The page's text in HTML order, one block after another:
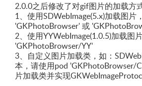
2.0.0之后修改了对gif图片的加载方
1、使用SDWebImage(5.x)加载图片
'GKPhotoBrowser' 或
2、使用YYWebImage(1.0.5)加载图
'GKPhotoBrowser/YY'
3、自定义图片加载类，如：
本，请使用pod 'GKPhotoBrowser/
片加载类并实现